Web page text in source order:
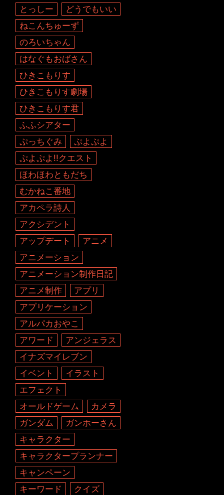
とっしー
どうでもいい
ねこんちゅーず
のろいちゃん
はなぐもおばさん
ひきこもりす
ひきこもりす劇場
ひきこもりす君
ふふシアター
ぷっちぐみ
ぷよぷよ
ぷよぷよ!!クエスト
ほわほわともだち
むかねこ番地
アカペラ詩人
アクシデント
アップデート
アニメ
アニメーション
アニメーション制作日記
アニメ制作
アプリ
アプリケーション
アルパカおやこ
アワード
アンジェラス
イナズマイレブン
イベント
イラスト
エフェクト
オールドゲーム
カメラ
ガンダム
ガンホーさん
キャラクター
キャラクタープランナー
キャンペーン
キーワード
クイズ